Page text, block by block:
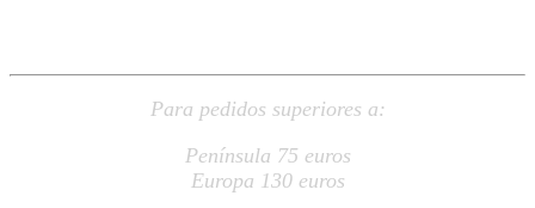
Para pedidos superiores a:
Península 75 euros
Europa 130 euros